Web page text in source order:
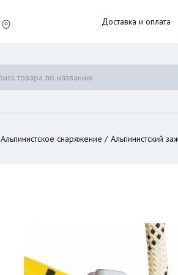
Доставка и оплата
Альпинистское снаряжение Альпинистский